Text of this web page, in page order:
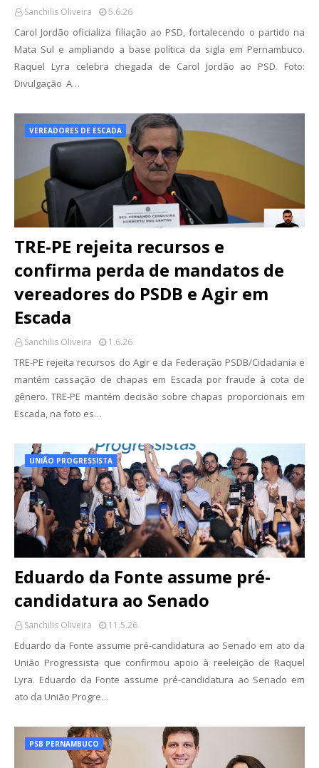
Sanchilis Oliveira 5.6.26
Carol Jordão oficializa filiação ao PSD, fortalecendo o partido na
Mata Sul e ampliando a base política da sigla em Pernambuco.
Raquel Lyra celebra chegada de Carol Jordão ao PSD. Foto:
Divulgação A…
VEREADORES DE ESCADA
TRE-PE rejeita recursos e
confirma perda de mandatos de
vereadores do PSDB e Agir em
Escada
Sanchilis Oliveira 1.6.26
TRE-PE rejeita recursos do Agir e da Federação PSDB/Cidadania e
mantém cassação de chapas em Escada por fraude à cota de
gênero. TRE-PE mantém decisão sobre chapas proporcionais em
Escada, na foto es…
UNIÃO PROGRESSISTA
Eduardo da Fonte assume pré-
candidatura ao Senado
Sanchilis Oliveira 11.5.26
Eduardo da Fonte assume pré-candidatura ao Senado em ato da
União Progressista que confirmou apoio à reeleição de Raquel
Lyra. Eduardo da Fonte assume pré-candidatura ao Senado em
ato da União Progre…
PSB PERNAMBUCO